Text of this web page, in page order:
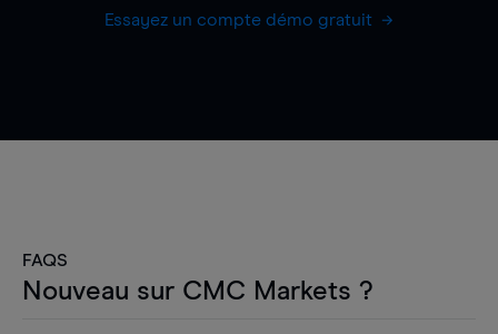
Essayez un compte démo gratuit
FAQS
Nouveau sur CMC Markets ?